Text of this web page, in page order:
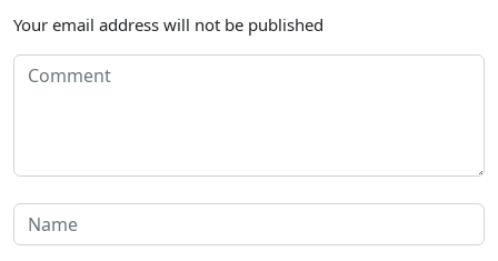
Your email address will not be published